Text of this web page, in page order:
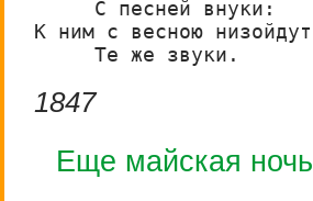
     С песней внуки:
К ним с весною низойдут
     Те же звуки.
1847
Еще майская ночь